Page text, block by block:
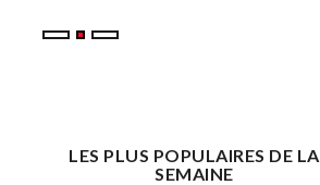
LES PLUS POPULAIRES DE LA
SEMAINE